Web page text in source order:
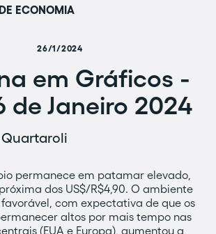
ECONOMIA
26/1/2024
em Gráficos -
de Janeiro 2024
permanece em patamar elevado,
dos US$/R$4,90. O ambiente
com expectativa de que os
altos por mais tempo nas
(EUA e Europa), aumentou a